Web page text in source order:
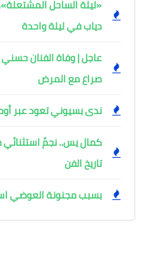
«ليلة الساحل
دياب في ليلة واحدة
عاجل | وفاة الفنان
صراع مع المرض
ندى بسيوني تعود عبر
كمال يس.. نجمٌ
تاريخ الفن
بسبب مجنونة العوضي